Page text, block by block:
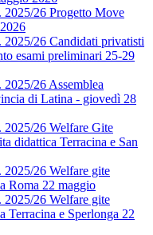
2025/26 Progetto Move
2025/26 Candidati privatisti
esami preliminari 25-29
26 Assemblea
di Latina - giovedì 28
2025/26 Welfare Gite
didattica Terracina e San
2025/26 Welfare gite
Roma 22 maggio
2025/26 Welfare gite
Terracina e Sperlonga 22